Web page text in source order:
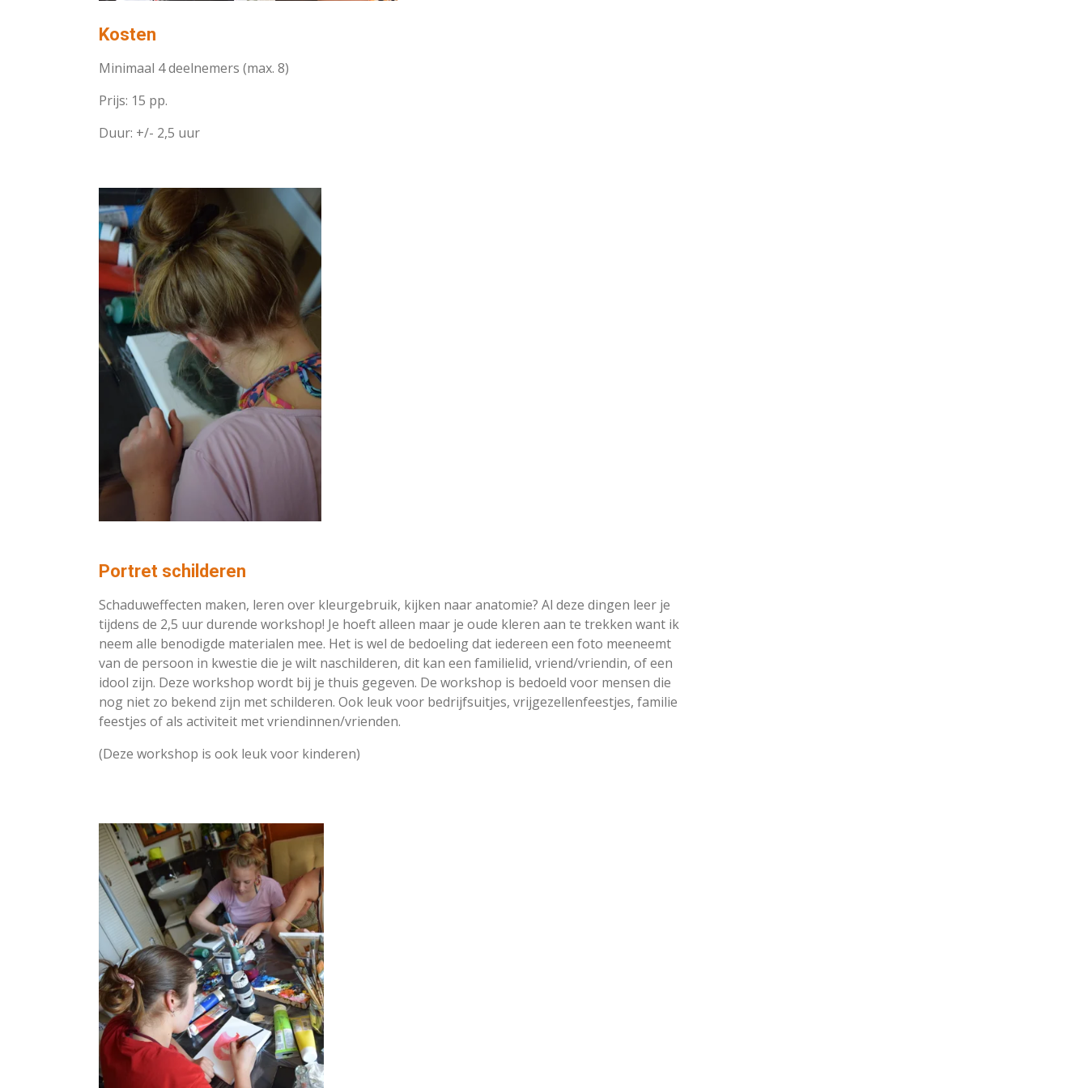
Kosten
Minimaal 4 deelnemers (max. 8)
Prijs: 15 pp.
Duur: +/- 2,5 uur
Portret schilderen
Schaduweffecten maken, leren over kleurgebruik, kijken naar anatomie? Al deze dingen leer je
tijdens de 2,5 uur durende workshop! Je hoeft alleen maar je oude kleren aan te trekken want ik
neem alle benodigde materialen mee. Het is wel de bedoeling dat iedereen een foto meeneemt
van de persoon in kwestie die je wilt naschilderen, dit kan een familielid, vriend/vriendin, of een
idool zijn. Deze workshop wordt bij je thuis gegeven. De workshop is bedoeld voor mensen die
nog niet zo bekend zijn met schilderen. Ook leuk voor bedrijfsuitjes, vrijgezellenfeestjes, familie
feestjes of als activiteit met vriendinnen/vrienden.
(Deze workshop is ook leuk voor kinderen)